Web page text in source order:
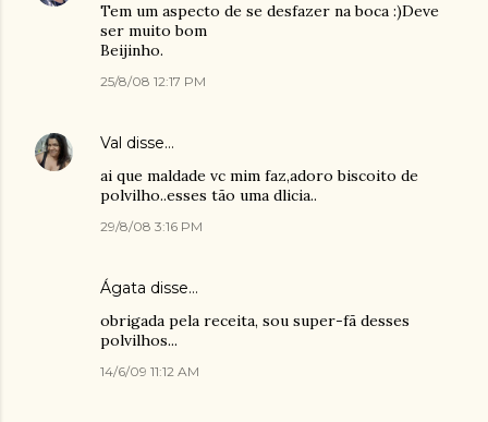
Tem um aspecto de se desfazer na boca :)Deve
ser muito bom
Beijinho.
25/8/08 12:17 PM
Val disse…
ai que maldade vc mim faz,adoro biscoito de
polvilho..esses tão uma dlicia..
29/8/08 3:16 PM
Ágata disse…
obrigada pela receita, sou super-fã desses
polvilhos...
14/6/09 11:12 AM